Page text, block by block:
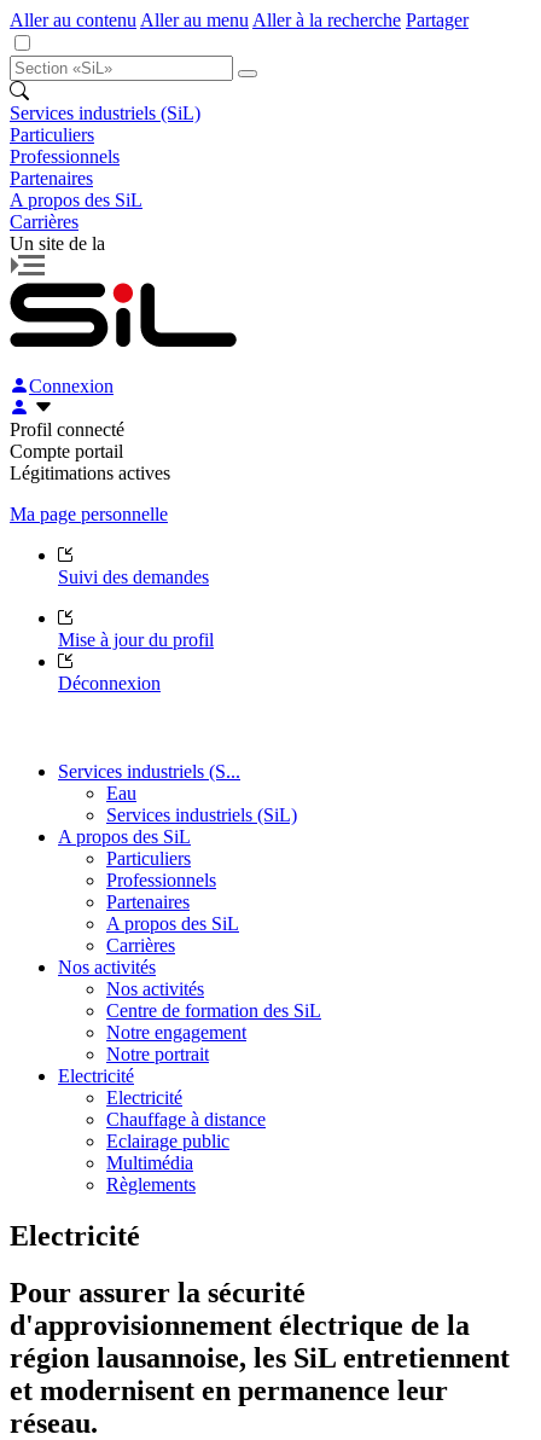
Aller au contenu Aller au menu Aller à la recherche Partager
Services industriels (SiL)
Particuliers
Professionnels
Partenaires
A propos des SiL
Carrières
Un site de la
Connexion
Profil connecté
Compte portail
Légitimations actives
Ma page personnelle
Suivi des demandes
Mise à jour du profil
Déconnexion
Services industriels (S...
Eau
Services industriels (SiL)
A propos des SiL
Particuliers
Professionnels
Partenaires
A propos des SiL
Carrières
Nos activités
Nos activités
Centre de formation des SiL
Notre engagement
Notre portrait
Electricité
Electricité
Chauffage à distance
Eclairage public
Multimédia
Règlements
Electricité
Pour assurer la sécurité
d'approvisionnement électrique de la
région lausannoise, les SiL entretiennent
et modernisent en permanence leur
réseau.